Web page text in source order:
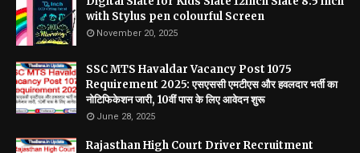
with Stylus pen colourful Screen
November 20, 2025
SSC MTS Havaldar Vacancy Post 1075
Requirement 2025: एसएससी एमटीएस और हवलदार भर्ती का
नोटिफिकेशन जारी, 10वीं पास के लिए आवेदन शुरू
June 28, 2025
Rajasthan High Court Driver Recruitment